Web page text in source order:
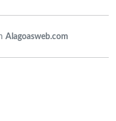
Alagoasweb.com